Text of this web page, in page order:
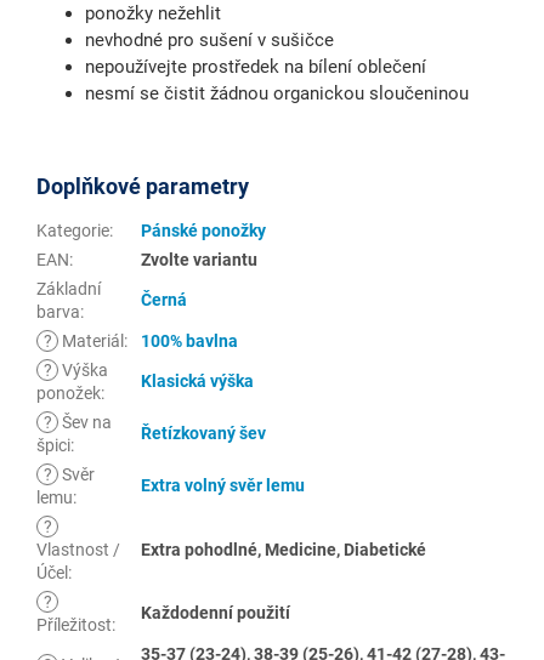
ponožky nežehlit
nevhodné pro sušení v sušičce
nepoužívejte prostředek na bílení oblečení
nesmí se čistit žádnou organickou sloučeninou
Doplňkové parametry
Kategorie:
Pánské ponožky
EAN:
Zvolte variantu
Základní
barva:
Černá
? Materiál :
100% bavlna
? Výška
ponožek:
Klasická výška
? Šev na
špici:
Řetízkovaný šev
? Svěr
lemu:
Extra volný svěr lemu
?
Vlastnost /
Účel :
Extra pohodlné, Medicine, Diabetické
?
Příležitost:
Každodenní použití
35-37 (23-24), 38-39 (25-26), 41-42 (27-28), 43-